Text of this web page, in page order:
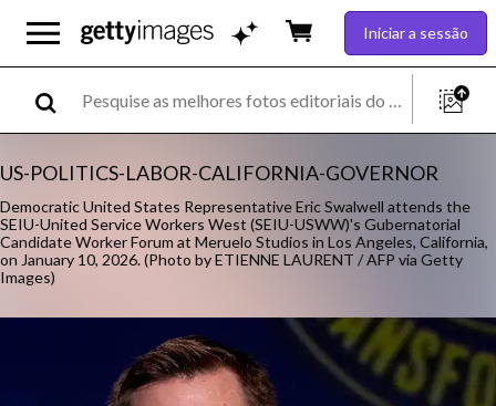
Iniciar a sessão
US-POLITICS-LABOR-CALIFORNIA-GOVERNOR
Democratic United States Representative Eric Swalwell attends the
SEIU-United Service Workers West (SEIU-USWW)'s Gubernatorial
Candidate Worker Forum at Meruelo Studios in Los Angeles, California,
on January 10, 2026. (Photo by ETIENNE LAURENT / AFP via Getty
Images)